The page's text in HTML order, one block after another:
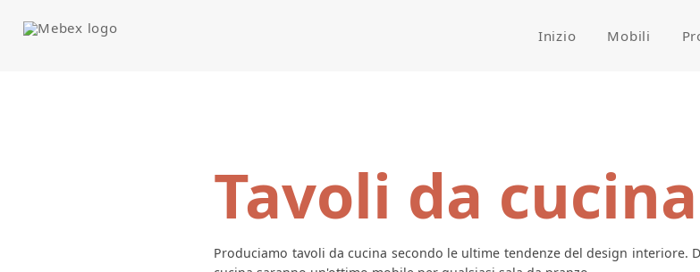
Inizio Mobili
Tavoli da cucina
Produciamo tavoli da cucina secondo le ultime tendenze del design interiore.